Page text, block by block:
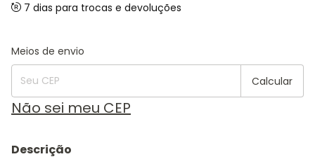
7 dias para trocas e devoluções
Entregas para o CEP:
Meios de envio
Calcular
Não sei meu CEP
Descrição